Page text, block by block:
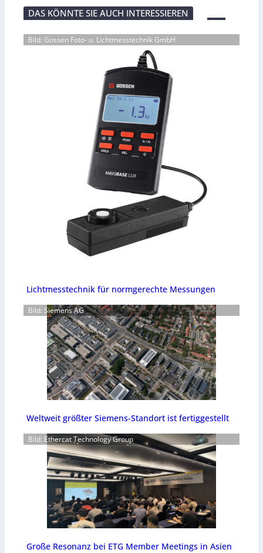
DAS KÖNNTE SIE AUCH INTERESSIEREN
Bild: Gossen Foto- u. Lichtmesstechnik GmbH
Lichtmesstechnik für normgerechte Messungen
Bild: Siemens AG
Weltweit größter Siemens-Standort ist fertiggestellt
Bild: Ethercat Technology Group
Große Resonanz bei ETG Member Meetings in Asien